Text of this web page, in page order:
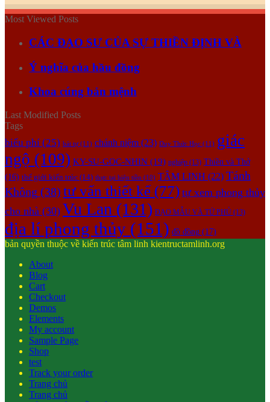
Most Viewed Posts
CÁC ĐẠO SƯ CỦA SỰ THIỀN ĐỊNH VÀ
Ý nghĩa của hầu đồng
Khoa cúng bản mệnh
Last Modified Posts
Tags
biểu phí (25) bát tự(11) chánh niệm (23) Duy Thức Học (11) giác
ngộ (109) KY-SU-GOC-NHIN (19) nghiệp (13) Thiền và Thở
(16) thế giới kiến trúc (14) thực tại hiện tiền (10) TÂM LINH (22) Tánh
Không (38) tư vấn thiết kế(77) tự xem phong thủy
cho nhà (30) Vu Lan (131) ĐẠO MẪU VÀ TỨ PHỦ (13)
địa lí phong thủy (151) đồ đồng (17)
bản quyền thuộc về kiến trúc tâm linh kientructamlinh.org
About
Blog
Cart
Checkout
Demos
Elements
My account
Sample Page
Shop
test
Track your order
Trang chủ
Trang chủ